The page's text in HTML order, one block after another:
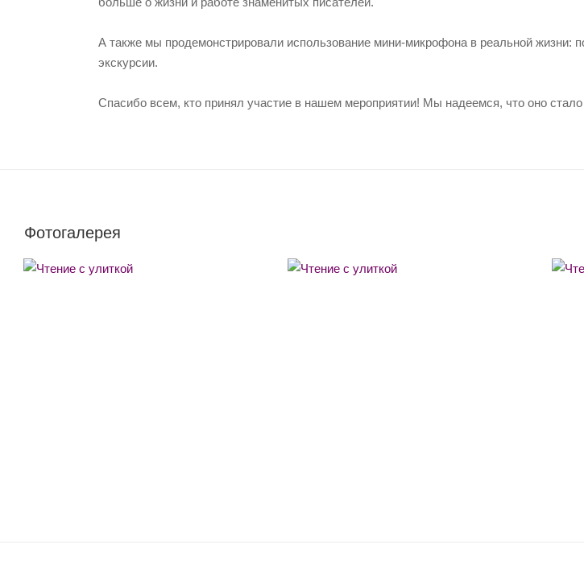
А также мы продемонстрировали использование мини-микрофона в реальной жизни:
экскурсии.
Спасибо всем, кто принял участие в нашем мероприятии! Мы надеемся, что оно
Фотогалерея